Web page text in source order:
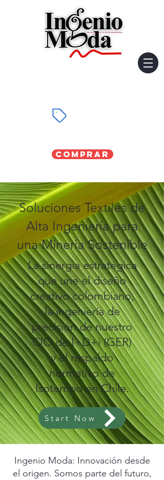
Comprar
Soluciones Textiles de
Alta Ingeniería para
una Minería Sostenible
La sinergia estratégica
que une el diseño
creativo colombiano,
la ingeniería de
precisión de nuestro
CIO de I+D+i (GER)
y el respaldo
normativo de
Isotempo en Chile.
Start Now
Ingenio Moda: Innovación desde
el origen. Somos parte del futuro,